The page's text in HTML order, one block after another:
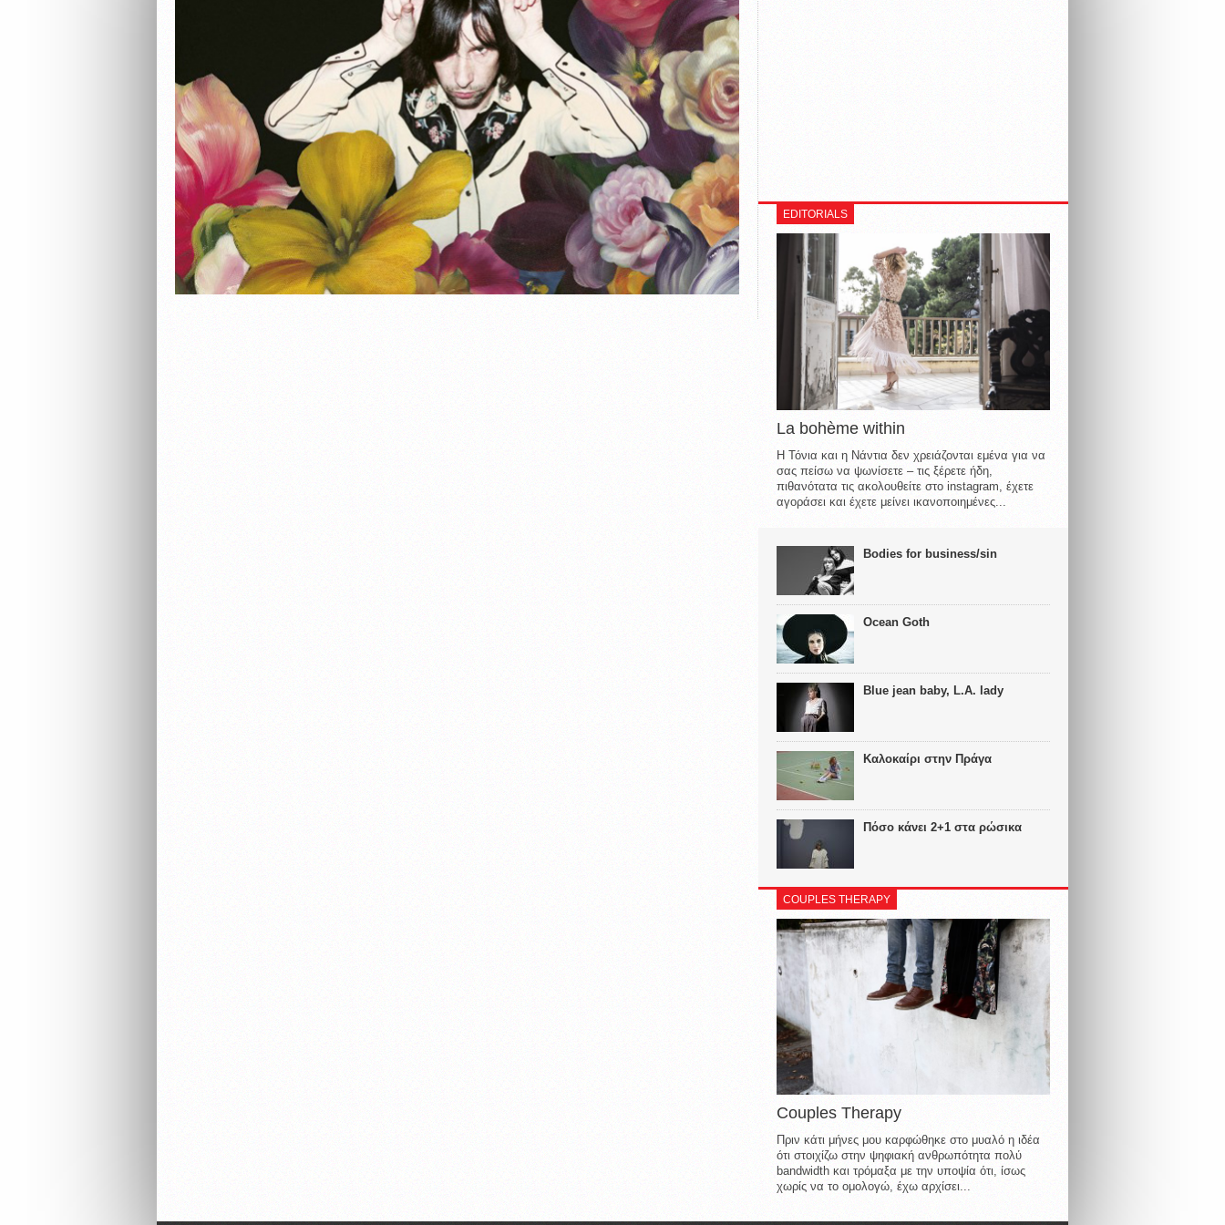
EDITORIALS
La bohème within
Η Τόνια και η Νάντια δεν χρειάζονται εμένα για να
σας πείσω να ψωνίσετε – τις ξέρετε ήδη,
πιθανότατα τις ακολουθείτε στο instagram, έχετε
αγοράσει και έχετε μείνει ικανοποιημένες...
Bodies for business/sin
Ocean Goth
Blue jean baby, L.A. lady
Καλοκαίρι στην Πράγα
Πόσο κάνει 2+1 στα ρώσικα
COUPLES THERAPY
Couples Therapy
Πριν κάτι μήνες μου καρφώθηκε στο μυαλό η ιδέα
ότι στοιχίζω στην ψηφιακή ανθρωπότητα πολύ
bandwidth και τρόμαξα με την υποψία ότι, ίσως
χωρίς να το ομολογώ, έχω αρχίσει...